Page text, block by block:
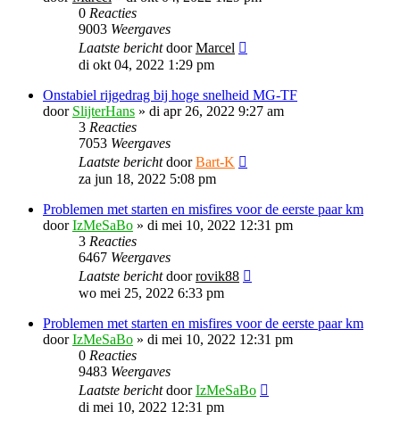
0 Reacties
9003 Weergaves
Laatste berichtdoorMarcel
di okt 04, 2022 1:29 pm
Onstabiel rijgedrag bij hoge snelheid MG-TF
door SlijterHans » di apr 26, 2022 9:27 am
3 Reacties
7053 Weergaves
Laatste berichtdoorBart-K
za jun 18, 2022 5:08 pm
Problemen met starten en misfires voor de eerste paar km
doorIzMeSaBo » di mei 10, 2022 12:31 pm
3 Reacties
6467 Weergaves
Laatste berichtdoorrovik88
wo mei 25, 2022 6:33 pm
Problemen met starten en misfires voor de eerste paar km
doorIzMeSaBo » di mei 10, 2022 12:31 pm
0 Reacties
9483 Weergaves
Laatste berichtdoorIzMeSaBo
di mei 10, 2022 12:31 pm